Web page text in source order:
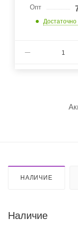
Опт
Достаточно
НАЛИЧИЕ
Наличие